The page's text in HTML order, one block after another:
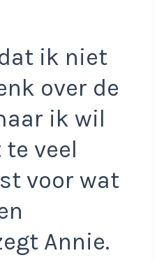
ik niet
over de
ik wil
veel
voor wat
Annie.